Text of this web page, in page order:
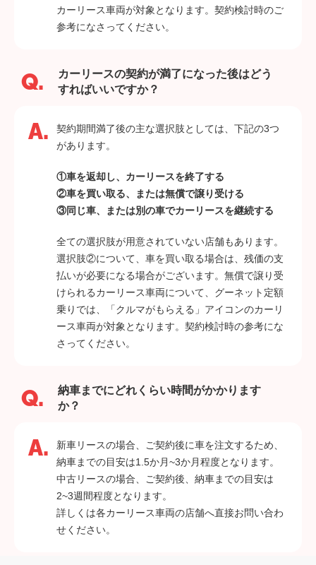
カーリース車両が対象となります。契約検討時のご
参考になさってください。
カーリースの契約が満了になった後はどう
すればいいですか？
契約期間満了後の主な選択肢としては、下記の3つ
があります。
①車を返却し、カーリースを終了する
②車を買い取る、または無償で譲り受ける
③同じ車、または別の車でカーリースを継続する
全ての選択肢が用意されていない店舗もあります。
選択肢②について、車を買い取る場合は、残価の支
払いが必要になる場合がございます。無償で譲り受
けられるカーリース車両について、グーネット定額
乗りでは、「クルマがもらえる」アイコンのカーリ
ース車両が対象となります。契約検討時の参考にな
さってください。
納車までにどれくらい時間がかかります
か？
新車リースの場合、ご契約後に車を注文するため、
納車までの目安は1.5か月~3か月程度となります。
中古リースの場合、ご契約後、納車までの目安は
2~3週間程度となります。
詳しくは各カーリース車両の店舗へ直接お問い合わ
せください。